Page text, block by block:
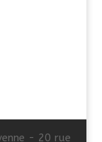
- 20 rue